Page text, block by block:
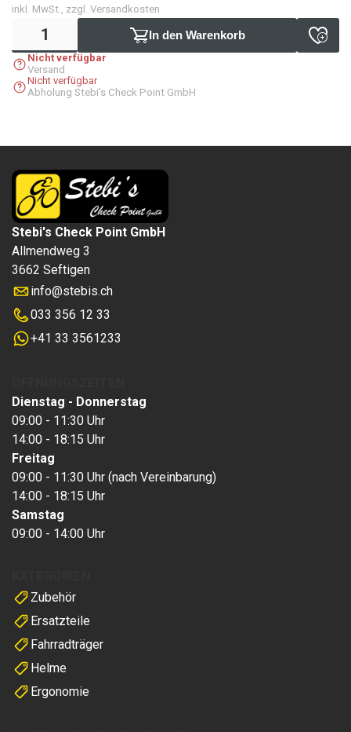
inkl. MwSt., zzgl. Versandkosten
In den Warenkorb
Nicht verfügbar
Versand
Nicht verfügbar
Abholung Stebi's Check Point GmbH
Stebi's Check Point GmbH
Allmendweg 3
3662 Seftigen
info@stebis.ch
033 356 12 33
+41 33 3561233
Zubehör
Ersatzteile
Fahrradträger
Helme
Ergonomie
Dienstag - Donnerstag
09:00 - 11:30 Uhr
14:00 - 18:15 Uhr
Freitag
09:00 - 11:30 Uhr (nach Vereinbarung)
14:00 - 18:15 Uhr
Samstag
09:00 - 14:00 Uhr